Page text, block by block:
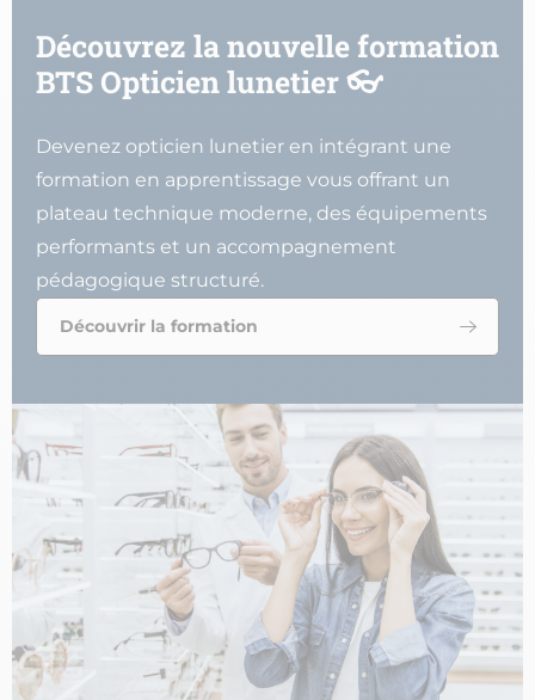
Découvrez la nouvelle formation
BTS Opticien lunetier 👓
Devenez opticien lunetier en intégrant une
formation en apprentissage vous offrant un
plateau technique moderne, des équipements
performants et un accompagnement
pédagogique structuré.
Découvrir la formation